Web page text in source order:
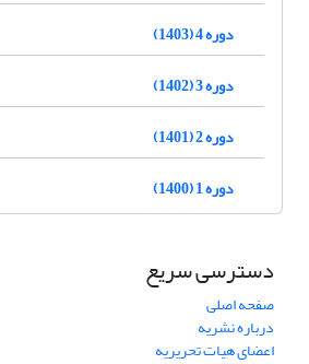
دوره 4 (1403)
دوره 3 (1402)
دوره 2 (1401)
دوره 1 (1400)
دسترسی سریع
صفحه اصلی
درباره نشریه
اعضای هیات تحریریه